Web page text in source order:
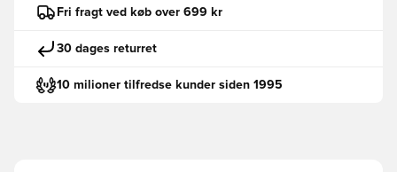
Fri fragt ved køb over 699 kr
30 dages returret
10 milioner tilfredse kunder siden 1995